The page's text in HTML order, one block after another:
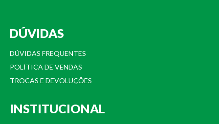
DÚVIDAS
DÚVIDAS FREQUENTES
POLÍTICA DE VENDAS
TROCAS E DEVOLUÇÕES
INSTITUCIONAL